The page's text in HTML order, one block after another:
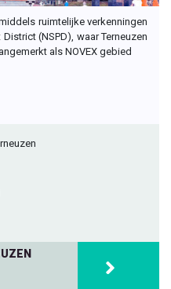
ruimtelijke verkenningen
(NSPD), waar Terneuzen
als NOVEX gebied